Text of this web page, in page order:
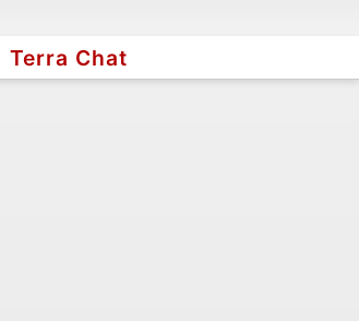
Terra Chat